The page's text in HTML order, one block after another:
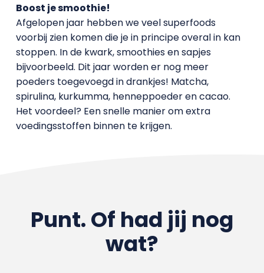
Boost je smoothie!
Afgelopen jaar hebben we veel superfoods
voorbij zien komen die je in principe overal in kan
stoppen. In de kwark, smoothies en sapjes
bijvoorbeeld. Dit jaar worden er nog meer
poeders toegevoegd in drankjes! Matcha,
spirulina, kurkumma, henneppoeder en cacao.
Het voordeel? Een snelle manier om extra
voedingsstoffen binnen te krijgen.
Punt. Of had jij nog
wat?